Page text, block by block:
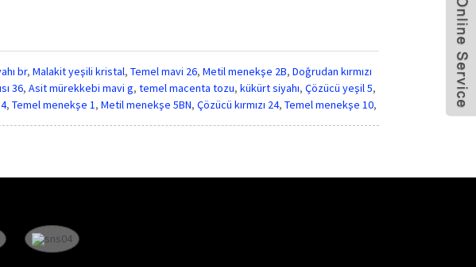
br, Malakit yeşili kristal, Temel mavi 26, Metil menekşe 2B, Doğrudan kırmızı
36, Asit mürekkebi mavi g, temel macenta tozu, kükürt siyahı, Çözücü yeşil 5,
, Temel menekşe 1, Metil menekşe 5BN, Çözücü kırmızı 24, Temel menekşe 10,